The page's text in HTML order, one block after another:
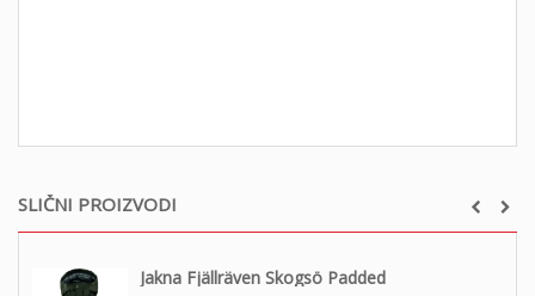
SLIČNI PROIZVODI
Jakna Fjällräven Skogsö Padded